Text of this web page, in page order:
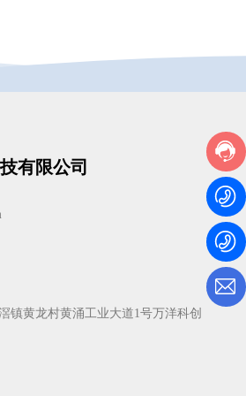
有限公司
镇黄龙村黄涌工业大道1号万洋科创